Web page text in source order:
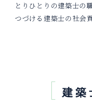
とりひとりの建築士の
つづける建築士の社会
建築